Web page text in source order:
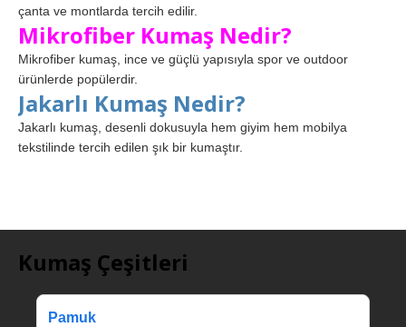
çanta ve montlarda tercih edilir.
Mikrofiber Kumaş Nedir?
Mikrofiber kumaş, ince ve güçlü yapısıyla spor ve outdoor
ürünlerde popülerdir.
Jakarlı Kumaş Nedir?
Jakarlı kumaş, desenli dokusuyla hem giyim hem mobilya
tekstilinde tercih edilen şık bir kumaştır.
Kumaş Çeşitleri
Pamuk